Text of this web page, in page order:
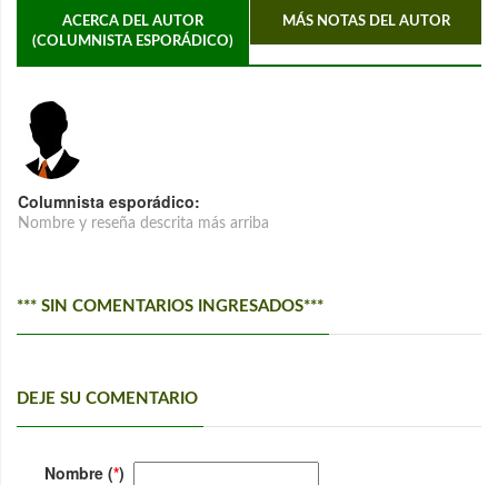
ACERCA DEL AUTOR
(COLUMNISTA ESPORÁDICO)
MÁS NOTAS DEL AUTOR
Columnista esporádico:
Nombre y reseña descrita más arriba
*** SIN COMENTARIOS INGRESADOS***
DEJE SU COMENTARIO
Nombre (*)